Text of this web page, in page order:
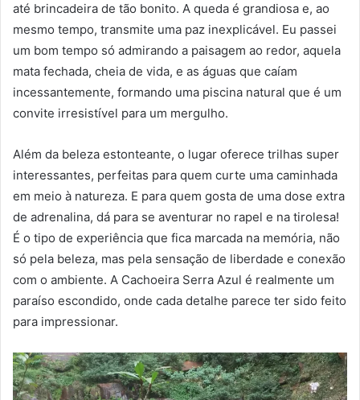
até brincadeira de tão bonito. A queda é grandiosa e, ao
mesmo tempo, transmite uma paz inexplicável. Eu passei
um bom tempo só admirando a paisagem ao redor, aquela
mata fechada, cheia de vida, e as águas que caíam
incessantemente, formando uma piscina natural que é um
convite irresistível para um mergulho.
Além da beleza estonteante, o lugar oferece trilhas super
interessantes, perfeitas para quem curte uma caminhada
em meio à natureza. E para quem gosta de uma dose extra
de adrenalina, dá para se aventurar no rapel e na tirolesa!
É o tipo de experiência que fica marcada na memória, não
só pela beleza, mas pela sensação de liberdade e conexão
com o ambiente. A Cachoeira Serra Azul é realmente um
paraíso escondido, onde cada detalhe parece ter sido feito
para impressionar.